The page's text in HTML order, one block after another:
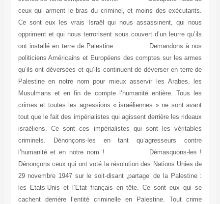
ceux qui arment le bras du criminel, et moins des exécutants.
Ce sont eux les vrais Israël qui nous assassinent, qui nous
oppriment et qui nous terrorisent sous couvert d’un leurre qu’ils
ont installé en terre de Palestine. Demandons à nos
politiciens Américains et Européens des comptes sur les armes
qu’ils ont déversées et qu’ils continuent de déverser en terre de
Palestine en notre nom pour mieux asservir les Arabes, les
Musulmans et en fin de compte l’humanité entière. Tous les
crimes et toutes les agressions « israéliennes » ne sont avant
tout que le fait des impérialistes qui agissent derrière les rideaux
israéliens. Ce sont ces impérialistes qui sont les véritables
criminels. Dénonçons-les en tant qu’agresseurs contre
l’humanité et en notre nom ! Démasquons-les !
Dénonçons ceux qui ont voté la résolution des Nations Unies de
29 novembre 1947 sur le soit-disant ‚partage’ de la Palestine :
les Etats-Unis et l’Etat français en tête. Ce sont eux qui se
cachent derrière l’entité criminelle en Palestine. Tout crime